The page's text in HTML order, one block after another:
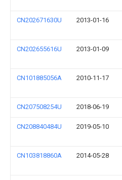
CN202671630U 2013-01-16
CN202655616U 2013-01-09
CN101885056A 2010-11-17
CN207508254U 2018-06-19
CN208840484U 2019-05-10
CN103818860A 2014-05-28